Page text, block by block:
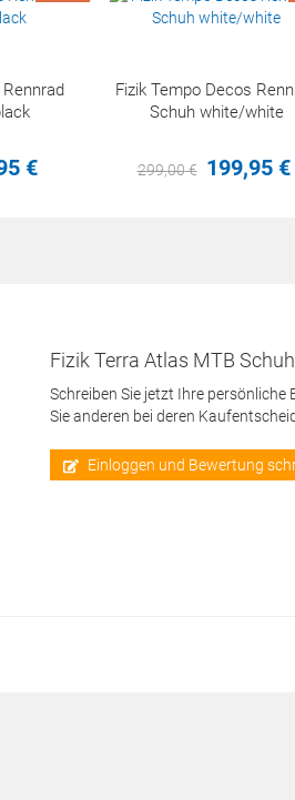
€
Fizik Tempo Decos
Schuh white/white
299,00€ 199,95 €
Fizik Terra Atlas MTB
Schreiben Sie jetzt Ihre
Sie anderen bei deren
Einloggen und Bewertung